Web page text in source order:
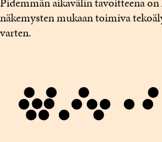
näkemysten mukaan toimiva
varten.